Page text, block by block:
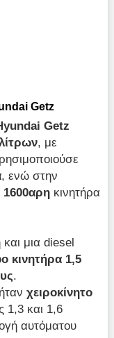
Getz
Getz
, με
, ενώ στην
1600αρη κινητήρα
μια diesel
κινητήρα 1,5
.
χειροκίνητο
1,3 και 1,6
αυτόματου